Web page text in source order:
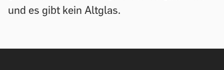
und es gibt kein Altglas.